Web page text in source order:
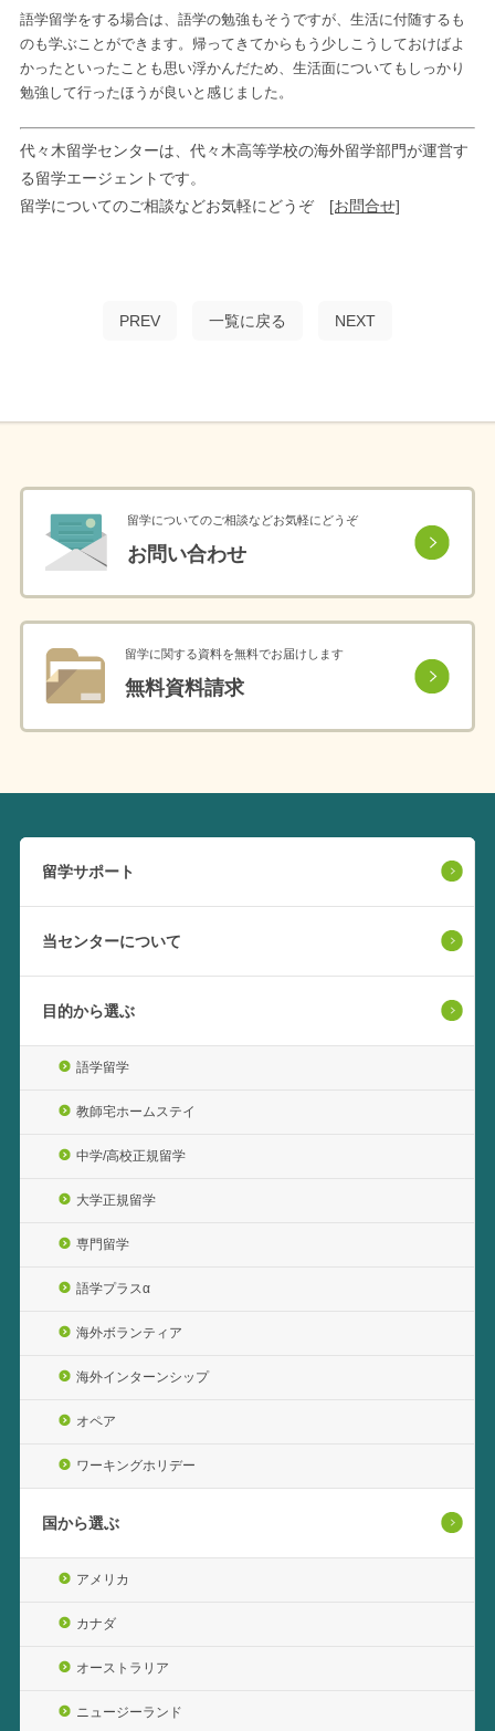
語学留学をする場合は、語学の勉強もそうですが、生活に付随するも
のも学ぶことができます。帰ってきてからもう少しこうしておけばよ
かったといったことも思い浮かんだため、生活面についてもしっかり
勉強して行ったほうが良いと感じました。
代々木留学センターは、代々木高等学校の海外留学部門が運営す
る留学エージェントです。
留学についてのご相談などお気軽にどうぞ [お問合せ]
PREV 一覧に戻る NEXT
留学についてのご相談などお気軽にどうぞ
お問い合わせ
留学に関する資料を無料でお届けします
無料資料請求
留学サポート
当センターについて
目的から選ぶ
語学留学
教師宅ホームステイ
中学/高校正規留学
大学正規留学
専門留学
語学プラスα
海外ボランティア
海外インターンシップ
オペア
ワーキングホリデー
国から選ぶ
アメリカ
カナダ
オーストラリア
ニュージーランド